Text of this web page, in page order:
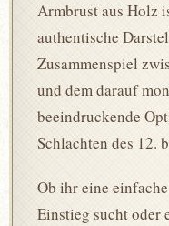
Armbrust aus Holz
authentische
Zusammenspiel
und dem darauf
beeindruckende
Schlachten des 12.
Ob ihr eine
Einstieg sucht oder